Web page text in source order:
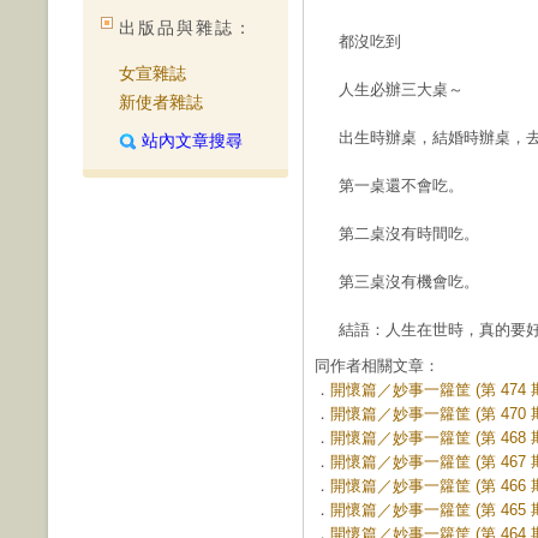
出版品與雜誌：
女宣雜誌
新使者雜誌
站內文章搜尋
都沒吃到
人生必辦三大桌～
出生時辦桌，結婚時辦桌，
第一桌還不會吃。
第二桌沒有時間吃。
第三桌沒有機會吃。
結語：人生在世時，真的要
同作者相關文章：
． 開懷篇／妙事一籮筐 (第 474
． 開懷篇／妙事一籮筐 (第 470
． 開懷篇／妙事一籮筐 (第 468
． 開懷篇／妙事一籮筐 (第 467
． 開懷篇／妙事一籮筐 (第 466
． 開懷篇／妙事一籮筐 (第 465
． 開懷篇／妙事一籮筐 (第 464